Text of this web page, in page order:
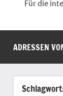
Für die
ADRESSEN